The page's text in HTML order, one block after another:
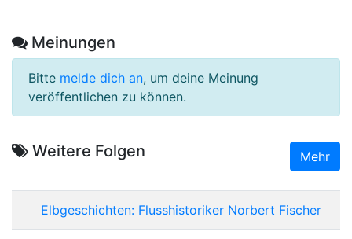
Meinungen
Bitte melde dich an, um deine Meinung
veröffentlichen zu können.
Weitere Folgen Mehr
Elbgeschichten: Flusshistoriker Norbert Fischer